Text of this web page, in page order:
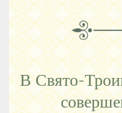
В Свято-